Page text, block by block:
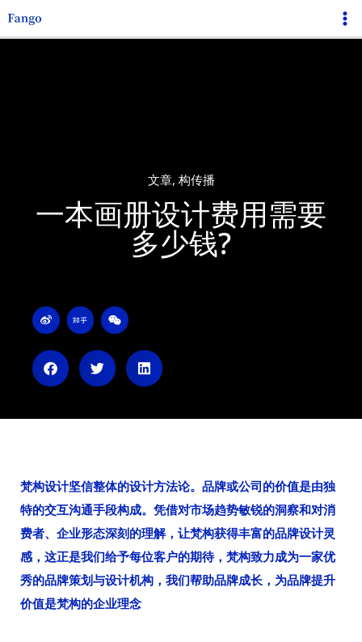
跳
至
文章, 构传播
一本画册设计费用需要
多少钱?
W
e
i
Z
h
i
u
W
e
i
i
n
梵构设计坚信整体的设计方法论。品牌或公司的价值是由独
特的交互沟通手段构成。凭借对市场趋势敏锐的洞察和对消
费者、企业形态深刻的理解，让梵构获得丰富的品牌设计灵
感，这正是我们给予每位客户的期待，梵构致力成为一家优
秀的品牌策划与设计机构，我们帮助品牌成长，为品牌提升
价值是梵构的企业理念